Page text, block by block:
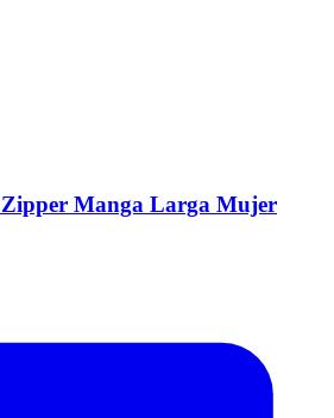
Zipper Manga Larga Mujer